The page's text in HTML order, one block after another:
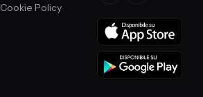
Cookie Policy